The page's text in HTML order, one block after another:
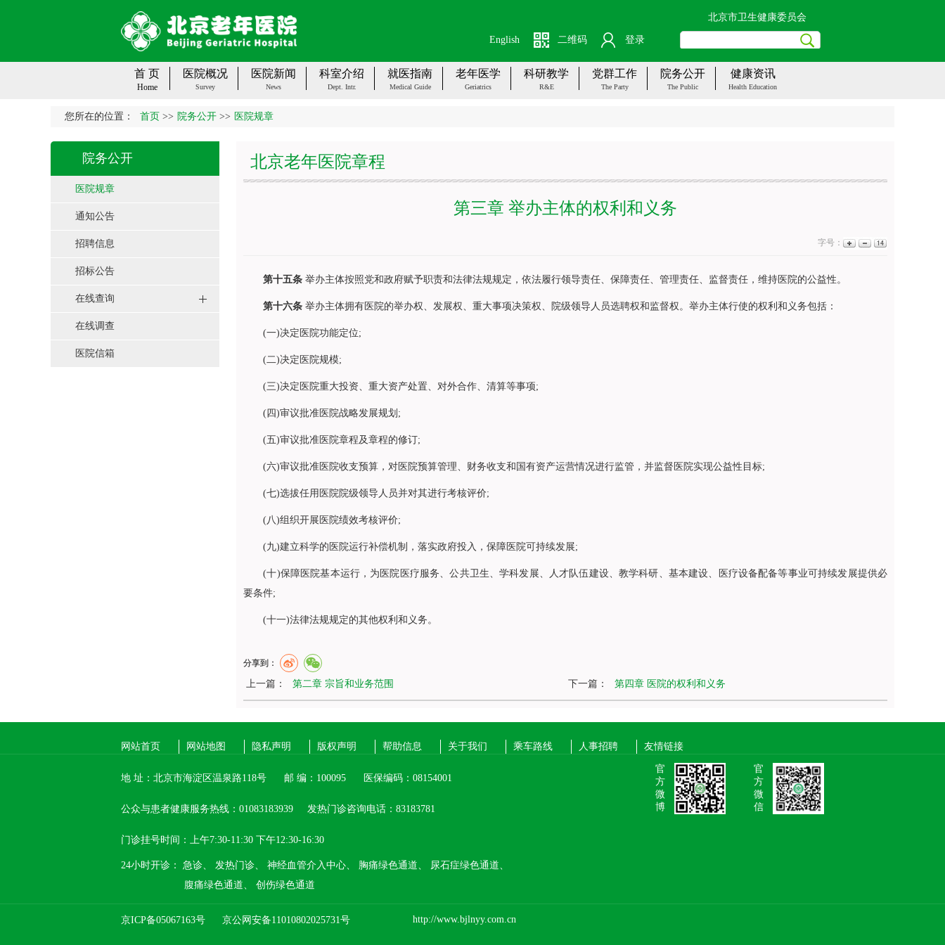
北京市卫生健康委员会
二维码 登录
English
首 页
Home
医院概况
Survey
医院新闻
News
科室介绍
Dept. Intr.
就医指南
Medical Guide
老年医学
Geriatrics
科研教学
R&E
党群工作
The Party
院务公开
The Public
健康资讯
Health Education
您所在的位置： 首页 >> 院务公开 >> 医院规章
院务公开
医院规章
通知公告
招聘信息
招标公告
在线查询
在线调查
医院信箱
北京老年医院章程
第三章 举办主体的权利和义务
字号：
第十五条 举办主体按照党和政府赋予职责和法律法规规定，依法履行领导责任、保障责任、管理责任、监督责任，维持医院的公益性。
第十六条 举办主体拥有医院的举办权、发展权、重大事项决策权、院级领导人员选聘权和监督权。举办主体行使的权利和义务包括：
(一)决定医院功能定位;
(二)决定医院规模;
(三)决定医院重大投资、重大资产处置、对外合作、清算等事项;
(四)审议批准医院战略发展规划;
(五)审议批准医院章程及章程的修订;
(六)审议批准医院收支预算，对医院预算管理、财务收支和国有资产运营情况进行监管，并监督医院实现公益性目标;
(七)选拔任用医院院级领导人员并对其进行考核评价;
(八)组织开展医院绩效考核评价;
(九)建立科学的医院运行补偿机制，落实政府投入，保障医院可持续发展;
(十)保障医院基本运行，为医院医疗服务、公共卫生、学科发展、人才队伍建设、教学科研、基本建设、医疗设备配备等事业可持续发展提供必
要条件;
(十一)法律法规规定的其他权利和义务。
分享到：
上一篇： 第二章 宗旨和业务范围 下一篇： 第四章 医院的权利和义务
网站首页 网站地图 隐私声明 版权声明 帮助信息 关于我们 乘车路线 人事招聘 友情链接
地 址：北京市海淀区温泉路118号 邮 编：100095 医保编码：08154001
公众与患者健康服务热线：01083183939 发热门诊咨询电话：83183781
门诊挂号时间：上午7:30-11:30 下午12:30-16:30
24小时开诊： 急诊、 发热门诊、 神经血管介入中心、 胸痛绿色通道、
尿石症绿色通道、
腹痛绿色通道、
创伤绿色通道
官
方
微
博
官
方
微
信
京ICP备05067163号 京公网安备11010802025731号 http://www.bjlnyy.com.cn